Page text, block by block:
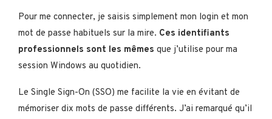
Pour me connecter, je saisis simplement mon login et mon
mot de passe habituels sur la mire. Ces identifiants
professionnels sont les mêmes que j’utilise pour ma
session Windows au quotidien.
Le Single Sign-On (SSO) me facilite la vie en évitant de
mémoriser dix mots de passe différents. J’ai remarqué qu’il